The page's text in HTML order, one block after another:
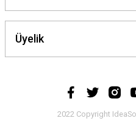
Üyelik
2022 Copyright